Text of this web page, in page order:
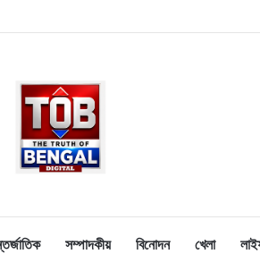
একগুচ্ছ সুসংবাদ
সম্পাদকীয় বিনোদন খেলা